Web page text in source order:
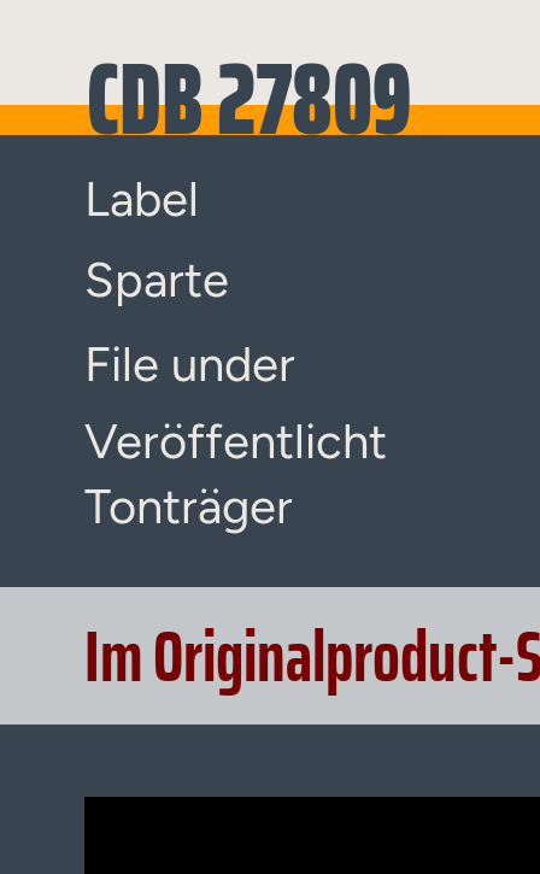
CDB 27809
Label
Sparte
File under
Veröffentlicht
Tonträger
Im